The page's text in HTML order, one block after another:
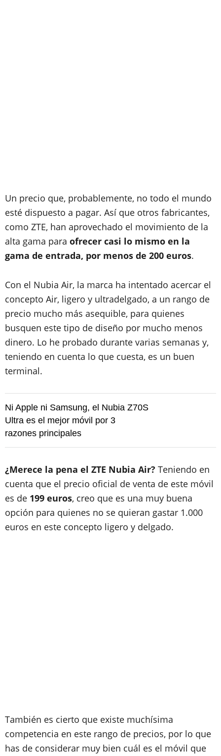
Un precio que, probablemente, no todo el mundo
esté dispuesto a pagar. Así que otros fabricantes,
como ZTE, han aprovechado el movimiento de la
alta gama para ofrecer casi lo mismo en la
gama de entrada, por menos de 200 euros.
Con el Nubia Air, la marca ha intentado acercar el
concepto Air, ligero y ultradelgado, a un rango de
precio mucho más asequible, para quienes
busquen este tipo de diseño por mucho menos
dinero. Lo he probado durante varias semanas y,
teniendo en cuenta lo que cuesta, es un buen
terminal.
Ni Apple ni Samsung, el Nubia Z70S
Ultra es el mejor móvil por 3
razones principales
¿Merece la pena el ZTE Nubia Air? Teniendo en
cuenta que el precio oficial de venta de este móvil
es de 199 euros, creo que es una muy buena
opción para quienes no se quieran gastar 1.000
euros en este concepto ligero y delgado.
También es cierto que existe muchísima
competencia en este rango de precios, por lo que
has de considerar muy bien cuál es el móvil que